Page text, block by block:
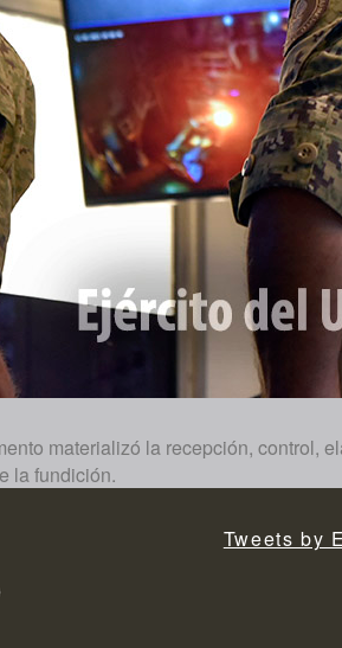
materializó la recepción,
la fundición.
Tweets by